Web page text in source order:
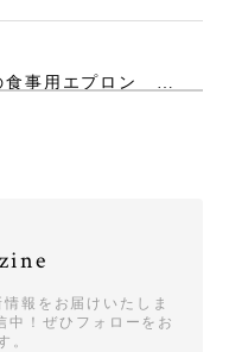
さり、誠にあり
たびに明るい気
報をお届けいたしま
中！ぜひフォローをお
。